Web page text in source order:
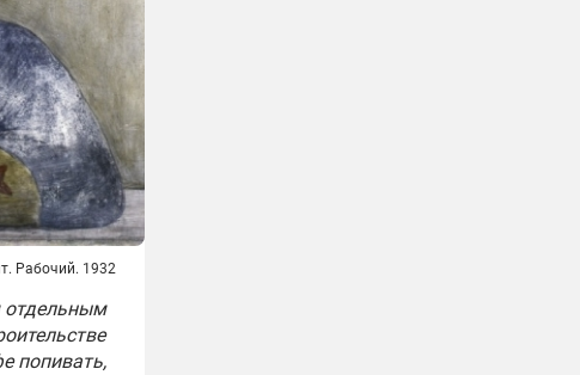
Рабочий. 1932
отдельным
попивать,